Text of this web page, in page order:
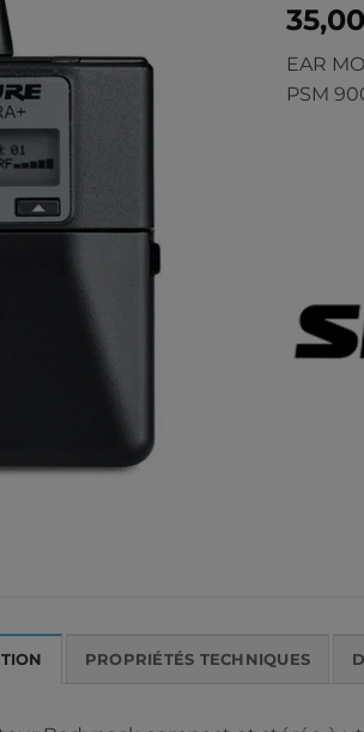
35,00
EAR
PSM
PROPRIÉTÉS TECHNIQUES